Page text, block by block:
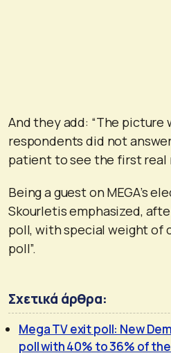
And they add: “The picture
respondents did not
patient to see the first real
Being a guest on MEGA’s
Skourletis emphasized,
poll, with special weight of
poll”.
Σχετικά άρθρα:
Mega TV exit poll: New
poll with 40% to 36% of